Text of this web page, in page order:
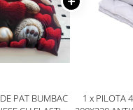
PAT BUMBAC
1 x PILOTA